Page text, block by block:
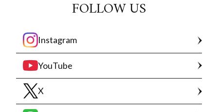
FOLLOW US
Instagram
YouTube
X